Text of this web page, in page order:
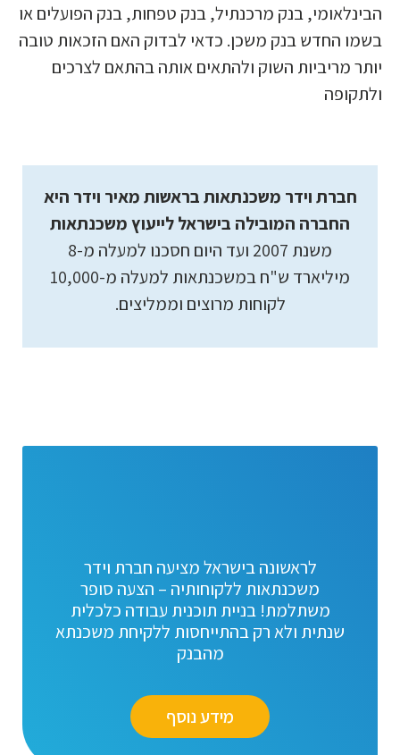
הבינלאומי, בנק מרכנתיל, בנק טפחות, בנק הפועלים או
בשמו החדש בנק משכן. כדאי לבדוק האם הזכאות טובה
יותר מריביות השוק ולהתאים אותה בהתאם לצרכים
ולתקופה
חברת וידר משכנתאות בראשות מאיר וידר היא
החברה המובילה בישראל לייעוץ משכנתאות
משנת 2007 ועד היום חסכנו למעלה מ-8
מיליארד ש"ח במשכנתאות למעלה מ-10,000
לקוחות מרוצים וממליצים.
לראשונה בישראל מציעה חברת וידר
משכנתאות ללקוחותיה – הצעה סופר
משתלמת! בניית תוכנית עבודה כלכלית
שנתית ולא רק בהתייחסות ללקיחת משכנתא
מהבנק
מידע נוסף